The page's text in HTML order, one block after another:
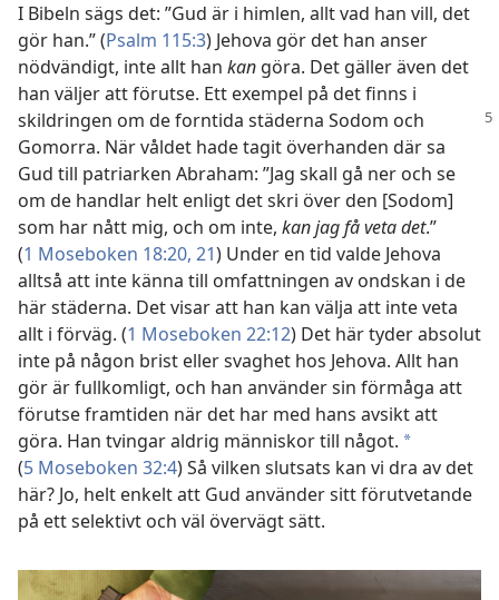
I Bibeln sägs det: ”Gud är i himlen, allt vad han vill, det
gör han.” (Psalm 115:3) Jehova gör det han anser
nödvändigt, inte allt han kan göra. Det gäller även det
han väljer att förutse. Ett exempel på det finns i
skildringen om de forntida städerna Sodom och
Gomorra. När våldet hade tagit överhanden där sa
Gud till patriarken Abraham: ”Jag skall gå ner och se
om de handlar helt enligt det skri över den [Sodom]
som har nått mig, och om inte, kan jag få veta det.”
(1 Moseboken 18:20, 21) Under en tid valde Jehova
alltså att inte känna till omfattningen av ondskan i de
här städerna. Det visar att han kan välja att inte veta
allt i förväg. (1 Moseboken 22:12) Det här tyder absolut
inte på någon brist eller svaghet hos Jehova. Allt han
gör är fullkomligt, och han använder sin förmåga att
förutse framtiden när det har med hans avsikt att
göra. Han tvingar aldrig människor till något. *
(5 Moseboken 32:4) Så vilken slutsats kan vi dra av det
här? Jo, helt enkelt att Gud använder sitt förutvetande
på ett selektivt och väl övervägt sätt.